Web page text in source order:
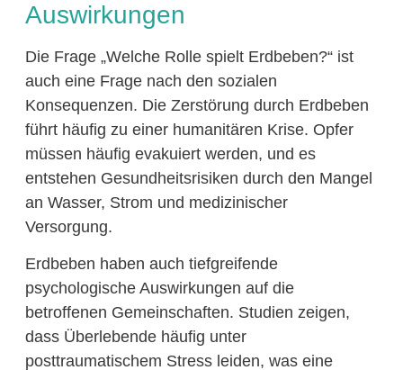
Auswirkungen
Die Frage „Welche Rolle spielt Erdbeben?“ ist
auch eine Frage nach den sozialen
Konsequenzen. Die Zerstörung durch Erdbeben
führt häufig zu einer humanitären Krise. Opfer
müssen häufig evakuiert werden, und es
entstehen Gesundheitsrisiken durch den Mangel
an Wasser, Strom und medizinischer
Versorgung.
Erdbeben haben auch tiefgreifende
psychologische Auswirkungen auf die
betroffenen Gemeinschaften. Studien zeigen,
dass Überlebende häufig unter
posttraumatischem Stress leiden, was eine